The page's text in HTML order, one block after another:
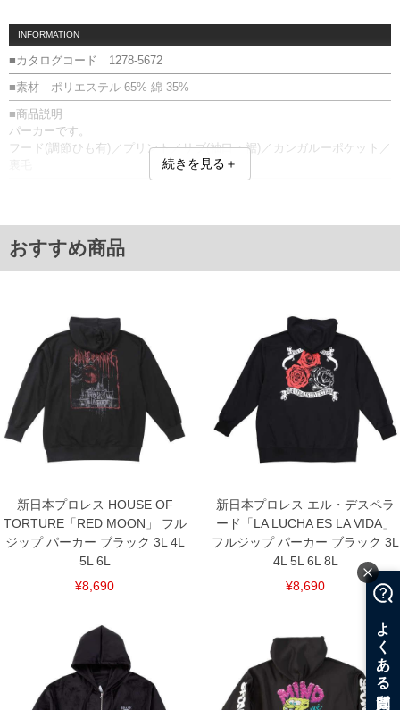
INFORMATION
■カタログコード 1278-5672
■素材 ポリエステル 65% 綿 35%
■商品説明
パーカーです。
フード(調節ひも有)／プリント／リブ(袖口・裾)／カンガルーポケット／
3L/136/78/110/60/61
4L/146/80/120/62/62
5L/156/82/130/64/63
※【返品交換について】
返品交換希望の方は、商品到着後1週間以内にご連絡ください。
下着(肌着)やワイシャツは商品の性質上、返品交換不可とさせて頂いております。予め
ご了承くださいませ。
※【ボトムの裾上げをご希望の場合】
裾上げ料金は500円+税となります。
備考欄に股下●cmとご記入下さい。（裾上げ無料対象商品は1本につき税込6,000円以
上の品が対象。1本5,999円以下の商品は有料（500円+税）となります。）
出荷まで約1週間～20日間程お時間を頂く場合がございます。
いている、極端なデザインが施されている等)
※商品によって若干のサイズの誤差がございます。また、お客様がご使用の環境（コ
ンピュータ画面）によって、商品の色味が若干異なる場合がございます。予めご了承
※当店での掲載商品は、実店鋪と在庫を共用しておりますので店頭での売り違い、店
舗からのお取り寄せ等により、お客様にご迷惑をお掛けしてしまう場合がございま
す。そのようなことがない様最大限に努めておりますが、もしあった場合速やかにご
続きを見る＋
おすすめ商品
新日本プロレス HOUSE OF
TORTURE「RED MOON」 フル
ジップ パーカー ブラック 3L 4L
5L 6L
¥8,690
新日本プロレス エル・デスペラ
ード「LA LUCHA ES LA VIDA」
フルジップ パーカー ブラック 3L
4L 5L 6L 8L
¥8,690